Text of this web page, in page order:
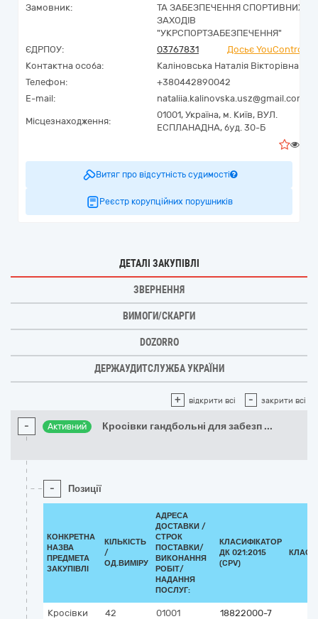
Замовник:
ТА ЗАБЕЗПЕЧЕННЯ СПОРТИВНИХ
ЗАХОДІВ
"УКРСПОРТЗАБЕЗПЕЧЕННЯ"
ЄДРПОУ:
03767831
Досьє YouControl
Контактна особа:
Каліновська Наталія Вікторівна
Телефон:
+380442890042
E-mail:
nataliia.kalinovska.usz@gmail.com
Місцезнаходження:
01001, Україна, м. Київ, ВУЛ.
ЕСПЛАНАДНА, буд. 30-Б
Витяг про відсутність судимості
Реєстр корупційних порушників
ДЕТАЛІ ЗАКУПІВЛІ
ЗВЕРНЕННЯ
ВИМОГИ/СКАРГИ
DOZORRO
ДЕРЖАУДИТСЛУЖБА УКРАЇНИ
+ відкрити всі - закрити всі
- Активний Кросівки гандбольні для забезп ...
- Позиції
КОНКРЕТНА
НАЗВА
ПРЕДМЕТА
ЗАКУПІВЛІ
КІЛЬКІСТЬ
/
ОД.ВИМІРУ
АДРЕСА
ДОСТАВКИ /
СТРОК
ПОСТАВКИ/
ВИКОНАННЯ
РОБІТ/
НАДАННЯ
ПОСЛУГ:
КЛАСИФІКАТОР
ДК 021:2015
(CPV)
Кросівки
42
01001
18822000-7